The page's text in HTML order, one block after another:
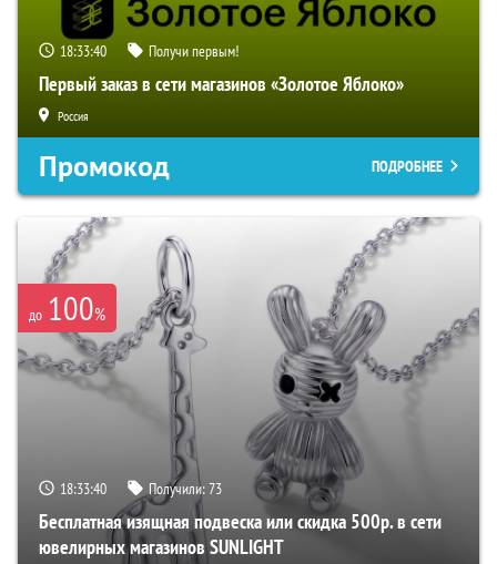
18:33:39 Получи первым!
Первый заказ в сети магазинов «Золотое Яблоко»
Россия
Промокод ПОДРОБНЕЕ
до 100%
18:33:39 Получили:73
Бесплатная изящная подвеска или скидка 500р. в сети
ювелирных магазинов SUNLIGHT